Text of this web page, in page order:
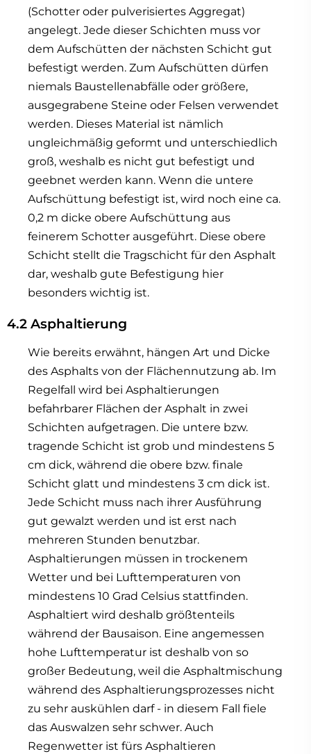
(Schotter oder pulverisiertes Aggregat)
angelegt. Jede dieser Schichten muss vor
dem Aufschütten der nächsten Schicht gut
befestigt werden. Zum Aufschütten dürfen
niemals Baustellenabfälle oder größere,
ausgegrabene Steine oder Felsen verwendet
werden. Dieses Material ist nämlich
ungleichmäßig geformt und unterschiedlich
groß, weshalb es nicht gut befestigt und
geebnet werden kann. Wenn die untere
Aufschüttung befestigt ist, wird noch eine ca.
0,2 m dicke obere Aufschüttung aus
feinerem Schotter ausgeführt. Diese obere
Schicht stellt die Tragschicht für den Asphalt
dar, weshalb gute Befestigung hier
besonders wichtig ist.
4.2 Asphaltierung
Wie bereits erwähnt, hängen Art und Dicke
des Asphalts von der Flächennutzung ab. Im
Regelfall wird bei Asphaltierungen
befahrbarer Flächen der Asphalt in zwei
Schichten aufgetragen. Die untere bzw.
tragende Schicht ist grob und mindestens 5
cm dick, während die obere bzw. finale
Schicht glatt und mindestens 3 cm dick ist.
Jede Schicht muss nach ihrer Ausführung
gut gewalzt werden und ist erst nach
mehreren Stunden benutzbar.
Asphaltierungen müssen in trockenem
Wetter und bei Lufttemperaturen von
mindestens 10 Grad Celsius stattfinden.
Asphaltiert wird deshalb größtenteils
während der Bausaison. Eine angemessen
hohe Lufttemperatur ist deshalb von so
großer Bedeutung, weil die Asphaltmischung
während des Asphaltierungsprozesses nicht
zu sehr auskühlen darf - in diesem Fall fiele
das Auswalzen sehr schwer. Auch
Regenwetter ist fürs Asphaltieren